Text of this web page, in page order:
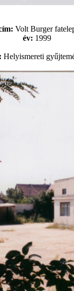
Volt Burger
év: 1999
Helyismereti